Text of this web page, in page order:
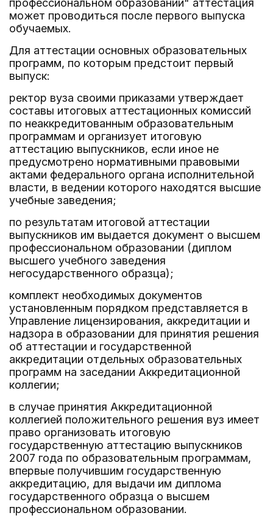
профессиональном образовании" аттестация
может проводиться после первого выпуска
обучаемых.
Для аттестации основных образовательных
программ, по которым предстоит первый
выпуск:
ректор вуза своими приказами утверждает
составы итоговых аттестационных комиссий
по неаккредитованным образовательным
программам и организует итоговую
аттестацию выпускников, если иное не
предусмотрено нормативными правовыми
актами федерального органа исполнительной
власти, в ведении которого находятся высшие
учебные заведения;
по результатам итоговой аттестации
выпускников им выдается документ о высшем
профессиональном образовании (диплом
высшего учебного заведения
негосударственного образца);
комплект необходимых документов
установленным порядком представляется в
Управление лицензирования, аккредитации и
надзора в образовании для принятия решения
об аттестации и государственной
аккредитации отдельных образовательных
программ на заседании Аккредитационной
коллегии;
в случае принятия Аккредитационной
коллегией положительного решения вуз имеет
право организовать итоговую
государственную аттестацию выпускников
2007 года по образовательным программам,
впервые получившим государственную
аккредитацию, для выдачи им диплома
государственного образца о высшем
профессиональном образовании.